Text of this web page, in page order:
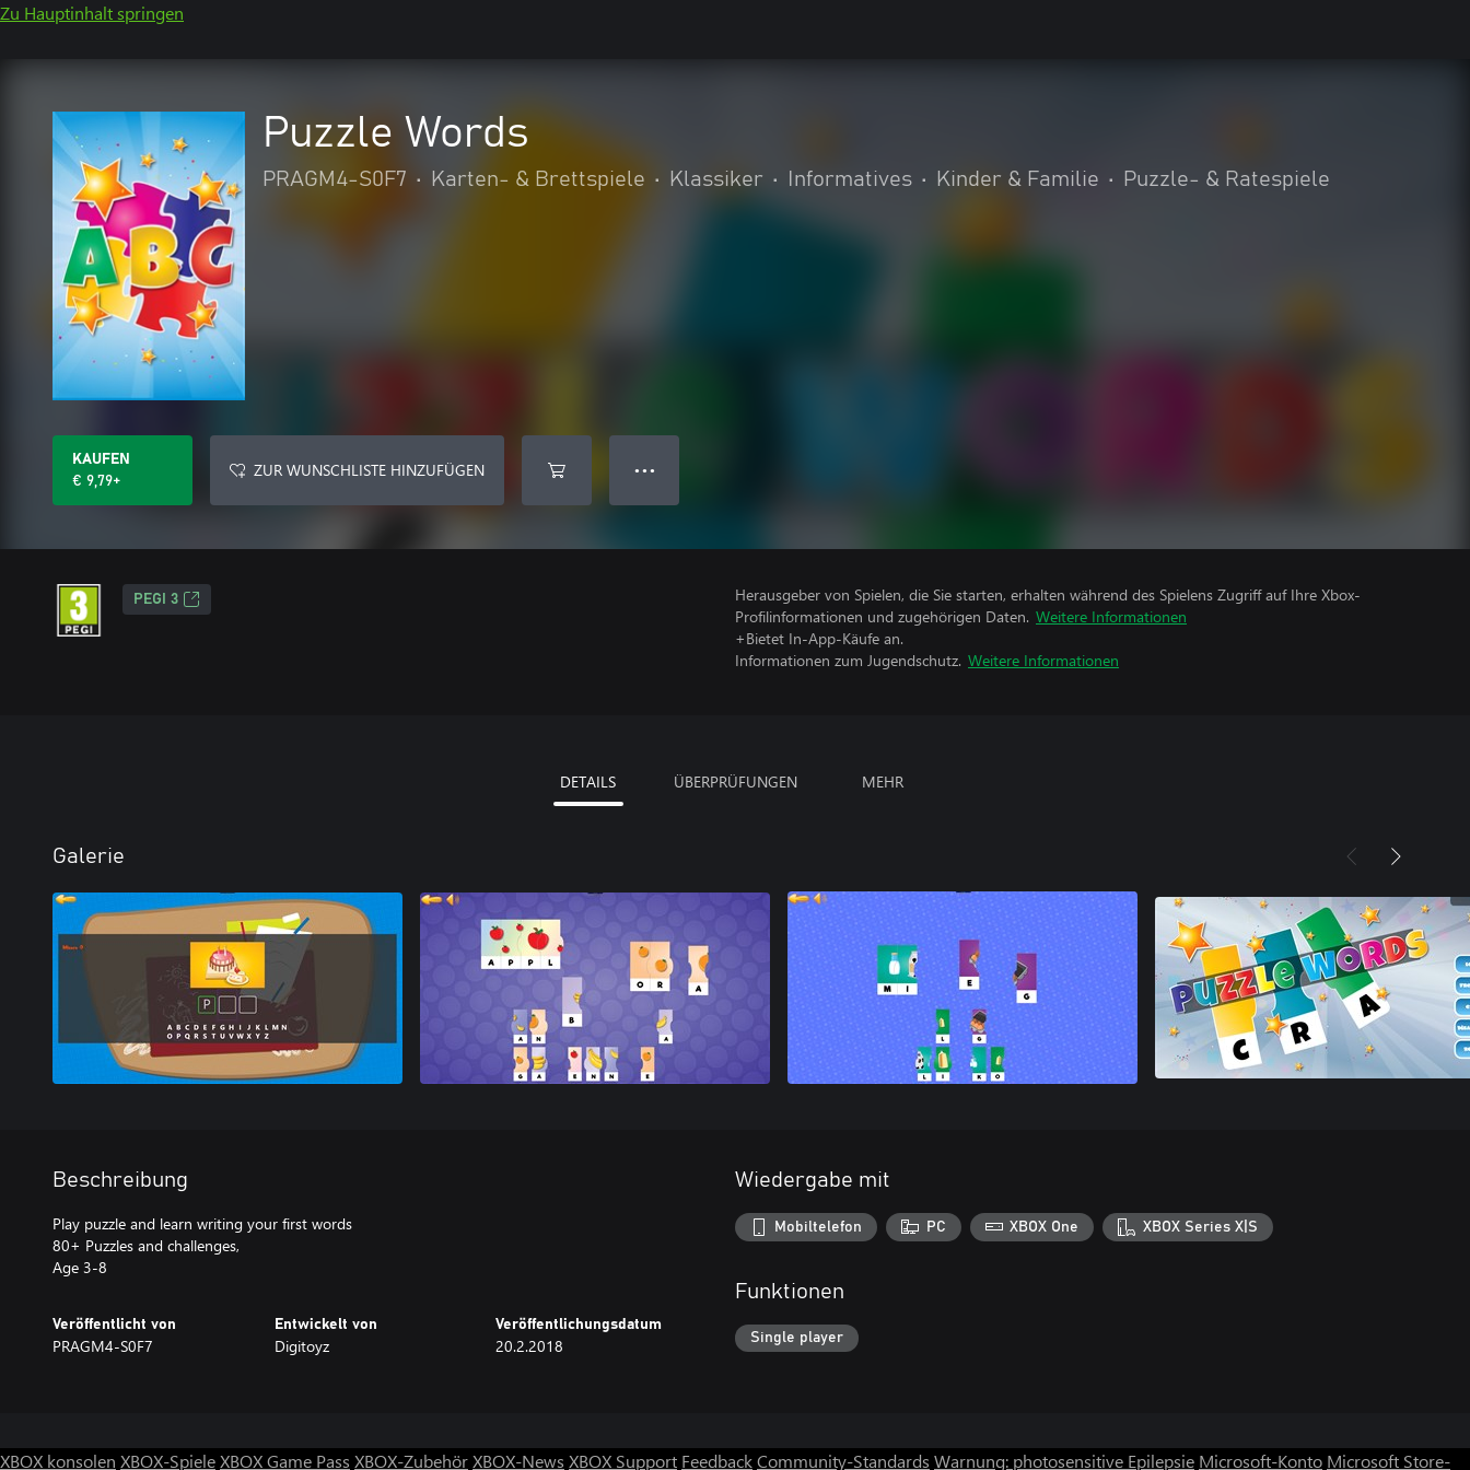
Zu Hauptinhalt springen
Puzzle Words
PRAGM4-S0F7 • Karten- & Brettspiele • Klassiker • Informatives • Kinder & Familie • Puzzle- & Ratespiele
KAUFEN
€ 9,79+
ZUR WUNSCHLISTE HINZUFÜGEN ● ● ●
PEGI 3
Herausgeber von Spielen, die Sie starten, erhalten während des Spielens Zugriff auf Ihre Xbox-
Profilinformationen und zugehörigen Daten. Weitere Informationen
+Bietet In-App-Käufe an.
Informationen zum Jugendschutz. Weitere Informationen
DETAILS ÜBERPRÜFUNGEN MEHR
Galerie
Beschreibung
Play puzzle and learn writing your first words
80+ Puzzles and challenges,
Age 3-8
Veröffentlicht von
PRAGM4-S0F7
Entwickelt von
Digitoyz
Veröffentlichungsdatum
20.2.2018
Wiedergabe mit
Mobiltelefon PC XBOX One XBOX Series X|S
Funktionen
Single player
XBOX konsolen XBOX-SpieleXBOX Game Pass XBOX-ZubehörXBOX-News XBOX Support FeedbackCommunity-Standards Warnung: photosensitive Epilepsie Microsoft-Konto Microsoft Store-